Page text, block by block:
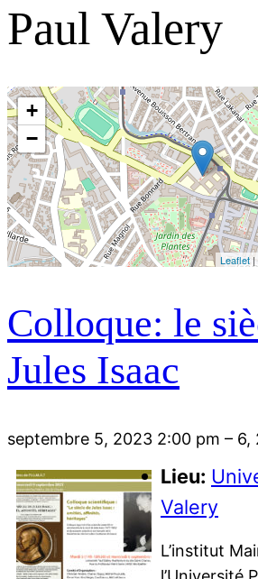
Paul Valery
+
−
Leaflet
Colloque: le
Jules Isaac
septembre 5, 2023 2:00 pm – 6,
Lieu:
Valery
L’institut